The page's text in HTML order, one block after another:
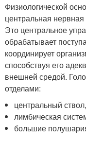
Физиологической
центральная
Это центральное
обрабатывает
координирует
способствуя его
внешней средой.
отделами:
центральный ствол,
лимбическая
большие